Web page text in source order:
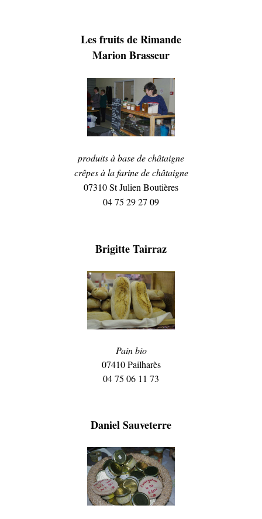
Les fruits de Rimande
Marion Brasseur
produits à base de châtaigne
crêpes à la farine de châtaigne
07310 St Julien Boutières
04 75 29 27 09
Brigitte Tairraz
Pain bio
07410 Pailharès
04 75 06 11 73
Daniel Sauveterre